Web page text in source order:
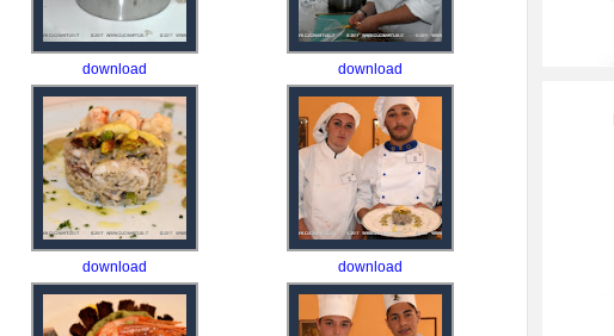
download download
download download